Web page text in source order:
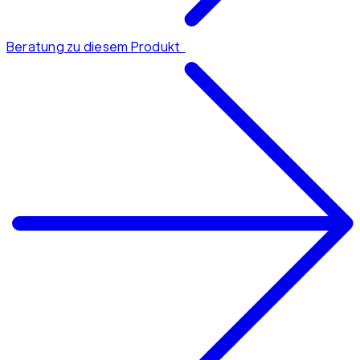
Beratung zu diesem Produkt